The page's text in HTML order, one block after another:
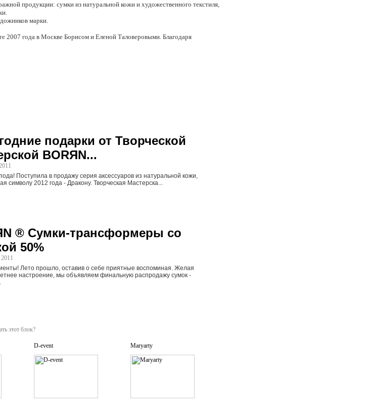
продукции: сумки из натуральной кожи и художественного текстиля,
марки.
2007 года в Москве Борисом и Еленой Таловеровыми. Благодаря
коллекции «Эротические фантазии» и календарь 2008 «Мышиное танго»
- медалью "Золотой Сирин" I степени - за вклад в развитие
вещей для повседневной жизни, используя идею объединения
и производству эксклюзивных подарков и сувениров с учётом
эксклюзивным авторским сюжетам; аксессуары; оформление интерьера
сериями и только вручную на современном промышленном
100% оригинальные подарки, аксессуары и предметы интерьера самого
подарки от Творческой
BORЯN...
Поступила в продажу серия аксессуаров из натуральной кожи,
символу 2012 года - Дракону. Творческая Мастерска...
® Сумки-трансформеры со
50%
Лето прошло, оставив о себе приятные воспоминая. Желая
настроение, мы объявляем финальную распродажу сумок -
этот блок?
D-event Maryarty